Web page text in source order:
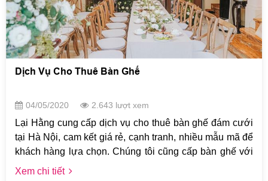
Dịch Vụ Cho Thuê Bàn Ghế
04/05/2020 2.643 lượt xem
Lại Hằng cung cấp dịch vụ cho thuê bàn ghế đám cưới
tại Hà Nội, cam kết giá rẻ, cạnh tranh, nhiều mẫu mã để
khách hàng lựa chọn. Chúng tôi cũng cấp bàn ghế với
số lượng lớn, chất lượng bàn ghế mới, đảm bảo tiêu chí
Xem chi tiết